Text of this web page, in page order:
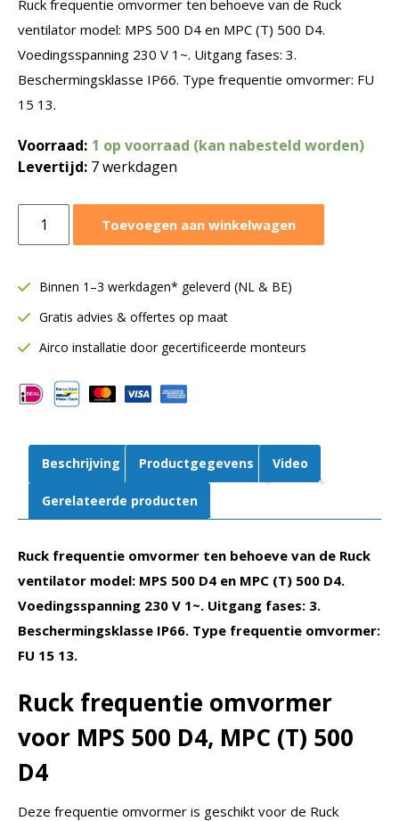
Ruck frequentie omvormer ten behoeve van de Ruck
ventilator model: MPS 500 D4 en MPC (T) 500 D4.
Voedingsspanning 230 V 1~. Uitgang fases: 3.
Beschermingsklasse IP66. Type frequentie omvormer: FU
15 13.
Voorraad: 1 op voorraad (kan nabesteld worden)
Levertijd: 7 werkdagen
frequentie
0-
1~
|
MPS
500
MPC
15
13)
aantal
Toevoegen aan winkelwagen
Binnen 1–3 werkdagen* geleverd (NL & BE)
Gratis advies & offertes op maat
Airco installatie door gecertificeerde monteurs
Beschrijving Productgegevens Video
Gerelateerde producten
Ruck frequentie omvormer ten behoeve van de Ruck
ventilator model: MPS 500 D4 en MPC (T) 500 D4.
Voedingsspanning 230 V 1~. Uitgang fases: 3.
Beschermingsklasse IP66. Type frequentie omvormer:
FU 15 13.
Ruck frequentie omvormer
voor MPS 500 D4, MPC (T) 500
D4
Deze frequentie omvormer is geschikt voor de Ruck